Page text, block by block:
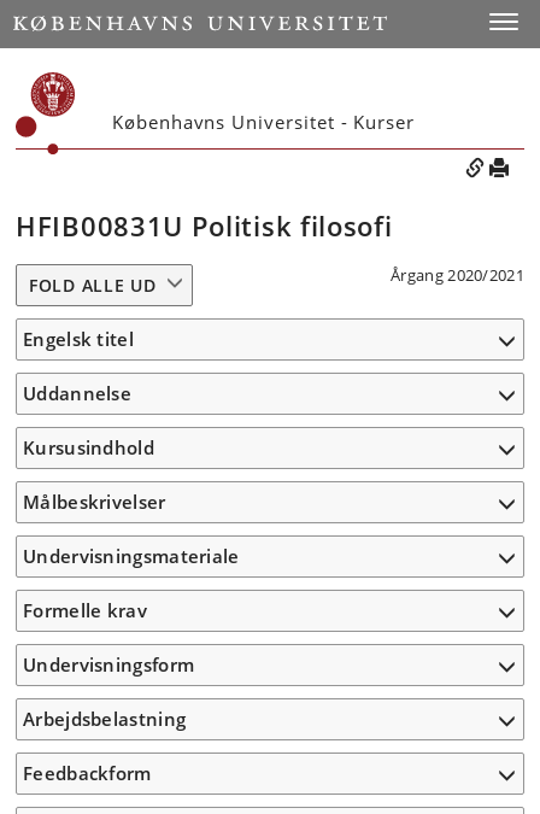
Københavns Universitet - Kurser
HFIB00831U Politisk filosofi
Årgang 2020/2021
FOLD ALLE UD
Engelsk titel
Uddannelse
Kursusindhold
Målbeskrivelser
Undervisningsmateriale
Formelle krav
Undervisningsform
Arbejdsbelastning
Feedbackform